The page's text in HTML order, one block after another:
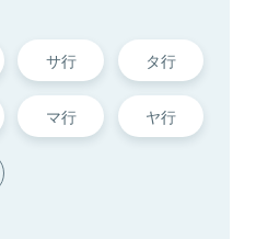
サ行 タ行
マ行 ヤ行